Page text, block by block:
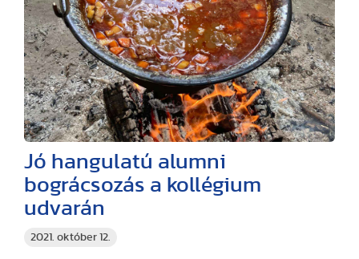
2021. október 12.
Jó hangulatú alumni
bográcsozás a kollégium
udvarán